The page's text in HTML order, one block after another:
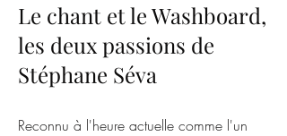
Le chant et le Washboard,
les deux passions de
Stéphane Séva
Reconnu à l'heure actuelle comme l'un